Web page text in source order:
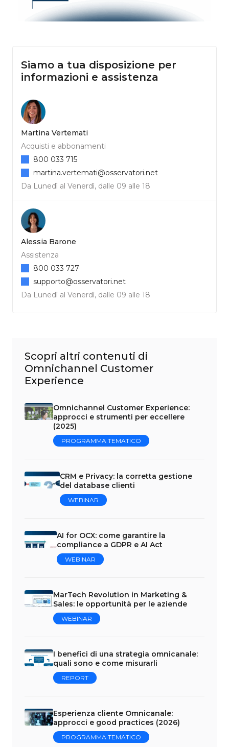
Siamo a tua disposizione per
informazioni e assistenza
Martina Vertemati
Acquisti e abbonamenti
Da Lunedì al Venerdì, dalle 09 alle 18
800 033 715
martina.vertemati@osservatori.net
Alessia Barone
Assistenza
Da Lunedì al Venerdì, dalle 09 alle 18
800 033 727
supporto@osservatori.net
Scopri altri contenuti di
Omnichannel Customer
Experience
Omnichannel Customer Experience:
approcci e strumenti per eccellere
(2025)
PROGRAMMA TEMATICO
CRM e Privacy: la corretta gestione
del database clienti
WEBINAR
AI for OCX: come garantire la
compliance a GDPR e AI Act
WEBINAR
MarTech Revolution in Marketing &
Sales: le opportunità per le aziende
WEBINAR
I benefici di una strategia omnicanale:
quali sono e come misurarli
REPORT
Esperienza cliente Omnicanale:
approcci e good practices (2026)
PROGRAMMA TEMATICO